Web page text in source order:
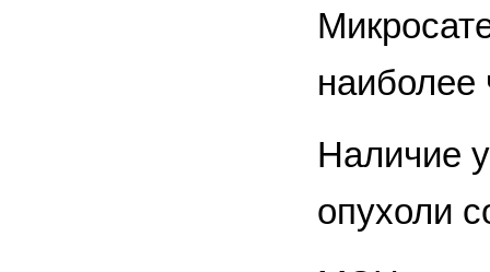
наиболее
Наличие
опухоли